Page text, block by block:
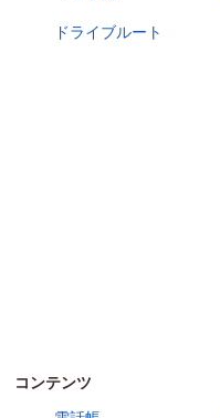
ドライブルート
コンテンツ